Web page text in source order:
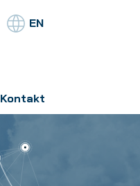
EN
Kontakt